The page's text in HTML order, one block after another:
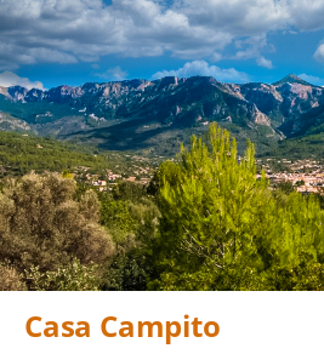
Casa Campito